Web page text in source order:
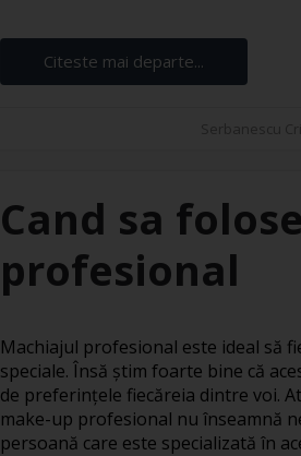
Citeste mai departe...
Cand sa
profesional
Machiajul profesional este ideal să
speciale. Însă știm foarte bine că
de preferințele fiecăreia dintre voi.
make-up profesional nu înseamnă
persoană care este specializată în